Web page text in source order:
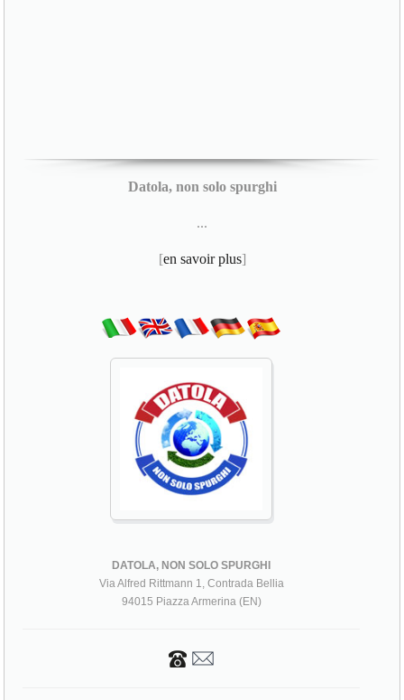
Datola, non solo spurghi
...
[en savoir plus]
DATOLA, NON SOLO SPURGHI
Via Alfred Rittmann 1, Contrada Bellia
94015 Piazza Armerina (EN)